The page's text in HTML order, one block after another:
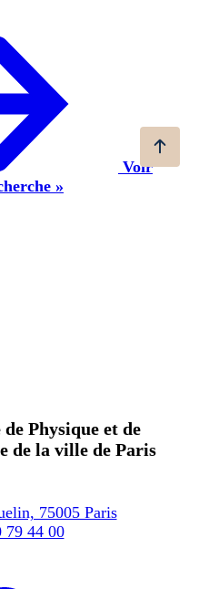
Voir
»
Physique et de
de la ville de Paris
75005 Paris
79 44 00